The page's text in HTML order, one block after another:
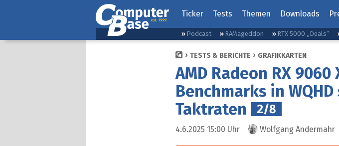
Ticker Tests Themen Downloads
Podcast RAMageddon RTX 5000 „Deals“
TESTS & BERICHTE GRAFIKKARTEN
AMD Radeon RX 9060
Benchmarks in
Taktraten
2/8
4.6.2025 15:00 Uhr Wolfgang Andermahr